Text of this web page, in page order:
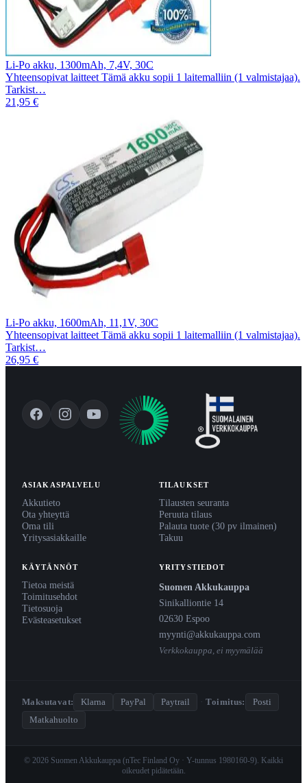
Li-Po akku, 1300mAh, 7,4V, 30C
Yhteensopivat laitteet Tämä akku sopii 1 laitemalliin (1 valmistajaa).
Tarkist…
21,95 €
Li-Po akku, 1600mAh, 11,1V, 30C
Yhteensopivat laitteet Tämä akku sopii 1 laitemalliin (1 valmistajaa).
Tarkist…
26,95 €
ASIAKASPALVELU
Akkutieto
Ota yhteyttä
Oma tili
Yritysasiakkaille
TILAUKSET
Tilausten seuranta
Peruuta tilaus
Palauta tuote (30 pv ilmainen)
Takuu
KÄYTÄNNÖT
Tietoa meistä
Toimitusehdot
Tietosuoja
Evästeasetukset
YRITYSTIEDOT
Suomen Akkukauppa
Sinikalliontie 14
02630 Espoo
myynti@akkukauppa.com
Verkkokauppa, ei myymälää
Maksutavat: Klarna PayPal Paytrail · Toimitus:
Posti
Matkahuolto
© 2026 Suomen Akkukauppa (nTec Finland Oy · Y-tunnus 1980160-9). Kaikki
oikeudet pidätetään.